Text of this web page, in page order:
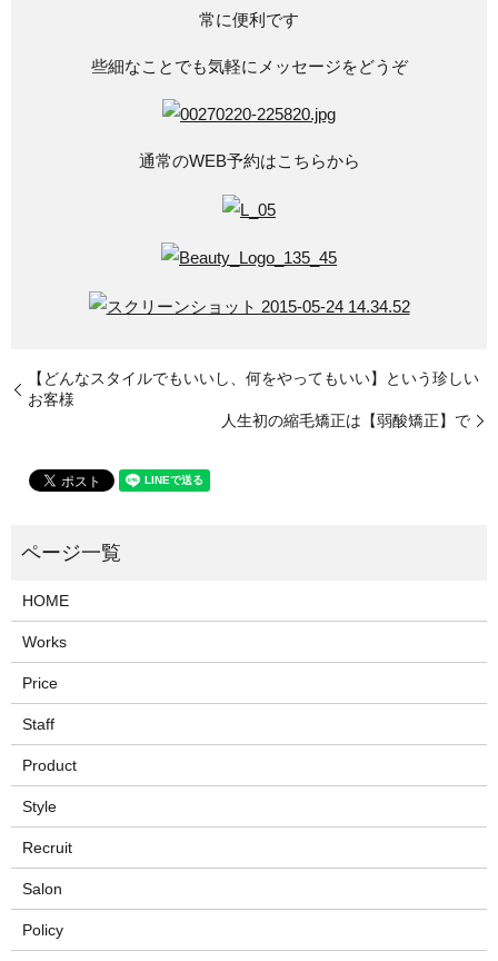
常に便利です
些細なことでも気軽にメッセージをどうぞ
通常のWEB予約はこちらから
【どんなスタイルでもいいし、何をやってもいい】という珍しい
お客様
人生初の縮毛矯正は【弱酸矯正】で
HOME
Works
Price
Staff
Product
Style
Recruit
Salon
Policy